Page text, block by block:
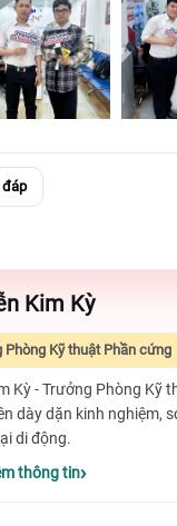
đáp
Kim Kỳ
Phòng Kỹ thuật Phần cứng
Kỳ - Trưởng Phòng
dày dặn kinh nghiệm,
di động.
thông tin